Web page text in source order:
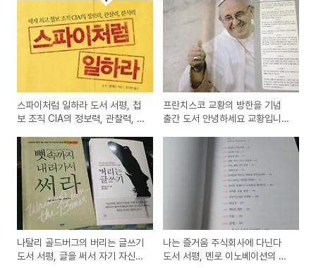
스파이처럼 일하라 도서 서평, 첩
보 조직 CIA의 정보력, 관찰력, 분
프란치스코 교황의 방한을 기념
출간 도서 안녕하세요 교황입니다
나탈리 골드버그의 버리는 글쓰기
도서 서평, 글을 써서 자기 자신을
나는 즐거움 주식회사에 다닌다
도서 서평, 멘로 이노베이션의 행